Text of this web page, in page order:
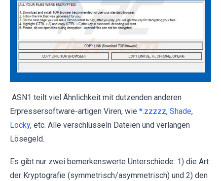
ASN1 teilt viel Ähnlichkeit mit dutzenden anderen
Erpressersoftware-artigen Viren, wie *.zzzzz, Shade,
Locky, etc. Alle verschlüsseln Dateien und verlangen
Lösegeld.
Es gibt nur zwei bemerkenswerte Unterschiede: 1) die Art
der Kryptografie (symmetrisch/asymmetrisch) und 2) den